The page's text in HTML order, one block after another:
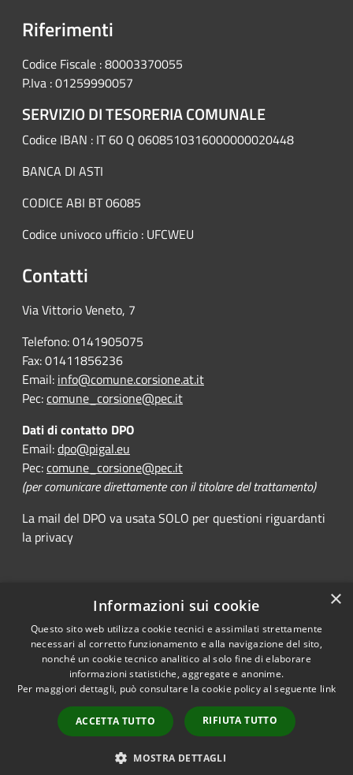
Riferimenti
Codice Fiscale : 80003370055
P.Iva : 01259990057
SERVIZIO DI TESORERIA COMUNALE
Codice IBAN : IT 60 Q 0608510316000000020448
BANCA DI ASTI
CODICE ABI BT 06085
Codice univoco ufficio : UFCWEU
Contatti
Via Vittorio Veneto, 7
Telefono: 0141905075
Fax: 01411856236
Email: info@comune.corsione.at.it
Pec:comune_corsione@pec.it
Dati di contatto DPO
Email:dpo@pigal.eu
Pec:comune_corsione@pec.it
(per comunicare direttamente con il titolare del trattamento)
La mail del DPO va usata SOLO per questioni riguardanti
la privacy
Accessibility
Privacy
Sitemap
Dichiarazione di
accessibilità
Comune convenzionato
Astigov
Progetto|Convenzione
Adesioni
•Accesso redazione
×
Informazioni sui cookie
Questo sito web utilizza cookie tecnici e assimilati strettamente
necessari al corretto funzionamento e alla navigazione del sito,
nonché un cookie tecnico analitico al solo fine di elaborare
informazioni statistiche, aggregate e anonime.
Per maggiori dettagli, può consultare la cookie policy al seguente link
ACCETTA TUTTO RIFIUTA TUTTO
MOSTRA DETTAGLI